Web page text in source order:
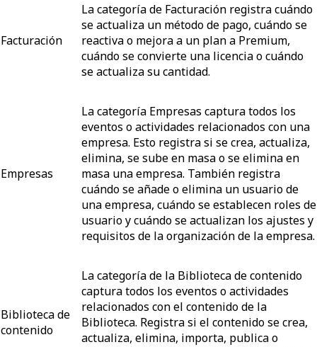
Facturación
La categoría de Facturación registra cuándo
se actualiza un método de pago, cuándo se
reactiva o mejora a un plan a Premium,
cuándo se convierte una licencia o cuándo
se actualiza su cantidad.
Empresas
La categoría Empresas captura todos los
eventos o actividades relacionados con una
empresa. Esto registra si se crea, actualiza,
elimina, se sube en masa o se elimina en
masa una empresa. También registra
cuándo se añade o elimina un usuario de
una empresa, cuándo se establecen roles de
usuario y cuándo se actualizan los ajustes y
requisitos de la organización de la empresa.
Biblioteca de
contenido
La categoría de la Biblioteca de contenido
captura todos los eventos o actividades
relacionados con el contenido de la
Biblioteca. Registra si el contenido se crea,
actualiza, elimina, importa, publica o